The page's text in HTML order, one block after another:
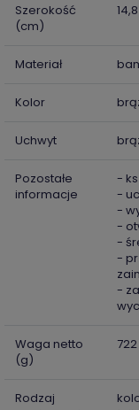
Szerokość
(cm)
14,8
Materiał
Kolor
Uchwyt
Pozostałe
informacje
-
-
-
-
-
-
-
Waga netto
(g)
722
Rodzaj